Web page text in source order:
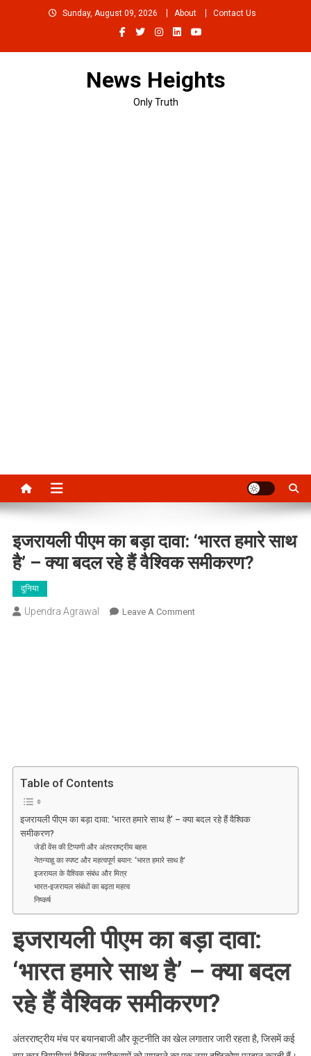
Sunday, August 09, 2026 About Contact Us
News Heights
Only Truth
इजरायली पीएम का बड़ा दावा: ‘भारत हमारे साथ
है’ – क्या बदल रहे हैं वैश्विक समीकरण?
दुनिया
Upendra Agrawal Leave A CommentOn
रहे
Table of Contents
इजरायली पीएम का बड़ा दावा: ‘भारत हमारे साथ है’ – क्या बदल रहे हैं वैश्विक
समीकरण?
जेडी वेंस की टिप्पणी और अंतरराष्ट्रीय बहस
नेतन्याहू का स्पष्ट और महत्वपूर्ण बयान: ‘भारत हमारे साथ है’
इजरायल के वैश्विक संबंध और मित्र
भारत-इजरायल संबंधों का बढ़ता महत्व
निष्कर्ष
इजरायली पीएम का बड़ा दावा:
‘भारत हमारे साथ है’ – क्या बदल
रहे हैं वैश्विक समीकरण?
अंतरराष्ट्रीय मंच पर बयानबाजी और कूटनीति का खेल लगातार जारी रहता है, जिसमें कई